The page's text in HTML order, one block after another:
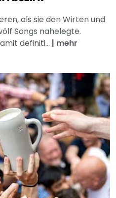
als sie den Wirten und
Songs nahelegte.
definiti... | mehr